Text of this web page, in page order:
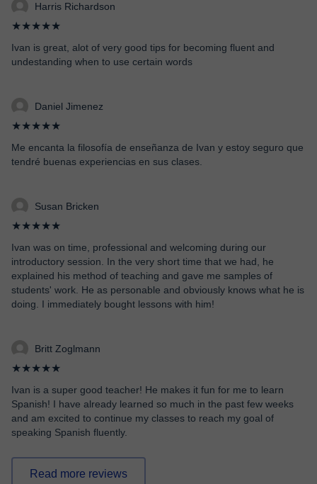
Harris Richardson
★★★★★
Ivan is great, alot of very good tips for becoming fluent and
undestanding when to use certain words
Daniel Jimenez
★★★★★
Me encanta la filosofía de enseñanza de Ivan y estoy seguro que
tendré buenas experiencias en sus clases.
Susan Bricken
★★★★★
Ivan was on time, professional and welcoming during our
introductory session. In the very short time that we had, he
explained his method of teaching and gave me samples of
students' work. He as personable and obviously knows what he is
doing. I immediately bought lessons with him!
Britt Zoglmann
★★★★★
Ivan is a super good teacher! He makes it fun for me to learn
Spanish! I have already learned so much in the past few weeks
and am excited to continue my classes to reach my goal of
speaking Spanish fluently.
Read more reviews